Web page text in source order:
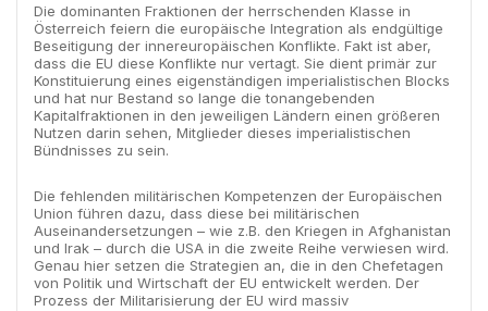
Die dominanten Fraktionen der herrschenden Klasse in
Österreich feiern die europäische Integration als endgültige
Beseitigung der innereuropäischen Konflikte. Fakt ist aber,
dass die EU diese Konflikte nur vertagt. Sie dient primär zur
Konstituierung eines eigenständigen imperialistischen Blocks
und hat nur Bestand so lange die tonangebenden
Kapitalfraktionen in den jeweiligen Ländern einen größeren
Nutzen darin sehen, Mitglieder dieses imperialistischen
Bündnisses zu sein.
Die fehlenden militärischen Kompetenzen der Europäischen
Union führen dazu, dass diese bei militärischen
Auseinandersetzungen – wie z.B. den Kriegen in Afghanistan
und Irak – durch die USA in die zweite Reihe verwiesen wird.
Genau hier setzen die Strategien an, die in den Chefetagen
von Politik und Wirtschaft der EU entwickelt werden. Der
Prozess der Militarisierung der EU wird massiv